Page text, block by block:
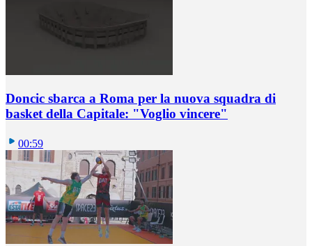
Doncic sbarca a Roma per la nuova squadra di
basket della Capitale: "Voglio vincere"
00:59